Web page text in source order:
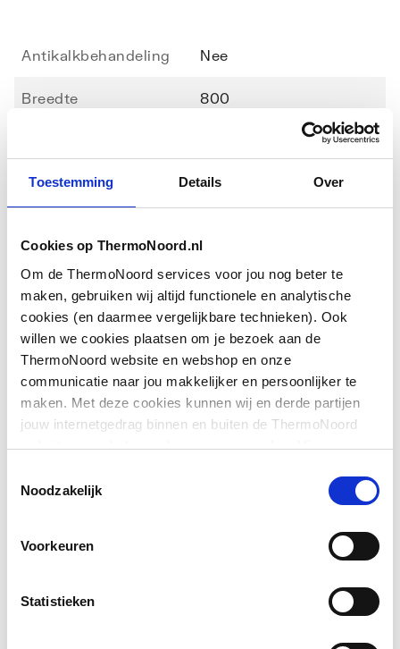
Toestemming Details Over
Cookies op ThermoNoord.nl
Om de ThermoNoord services voor jou nog beter te
maken, gebruiken wij altijd functionele en analytische
cookies (en daarmee vergelijkbare technieken). Ook
willen we cookies plaatsen om je bezoek aan de
ThermoNoord website en webshop en onze
communicatie naar jou makkelijker en persoonlijker te
maken. Met deze cookies kunnen wij en derde partijen
jouw internetgedrag binnen en buiten de ThermoNoord
website en webshop volgen en verzamelen. Hiermee
communicatie aan jouw interesses aan. We slaan je
Noodzakelijk
Voorkeuren
Statistieken
Antikalkbehandeling Nee
Breedte 800
in lijn
Geschikt voor montage
Ja
Geschikt voor U-
montage
Nee
Glas-/kunststofdecor Nee
Hoogte 1900
Inbouwbreedte wand
755
Inbouwbreedte wand
Kleur profiel
Downloads
Exploded_viewapplication/postscript
Bouwtekeningimage/png, 26 KB
Exploded_view ,38 KB
5 MB